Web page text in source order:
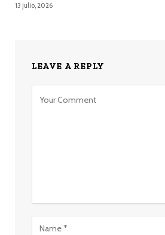
13 julio, 2026
LEAVE A REPLY